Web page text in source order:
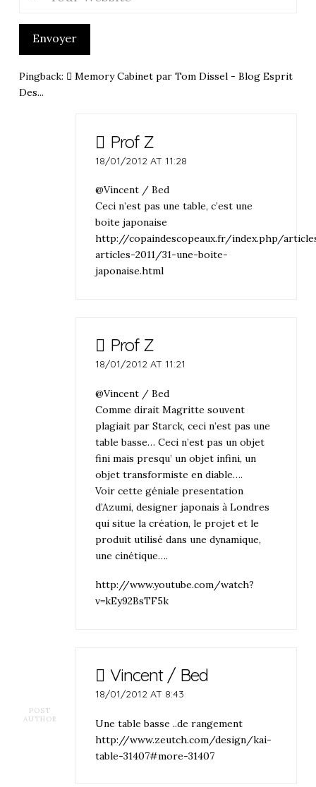
Envoyer
Pingback:
Memory Cabinet par Tom Dissel - Blog Esprit
Des...
Prof Z
18/01/2012 AT 11:28
@Vincent / Bed
Ceci n’est pas une table, c’est une
boite japonaise
http://copaindescopeaux.fr/index.php/
articles-2011/31-une-boite-
japonaise.html
Prof Z
18/01/2012 AT 11:21
@Vincent / Bed
Comme dirait Magritte souvent
plagiait par Starck, ceci n’est pas une
table basse… Ceci n’est pas un objet
fini mais presqu’ un objet infini, un
objet transformiste en diable….
Voir cette géniale presentation
d’Azumi, designer japonais à Londres
qui situe la création, le projet et le
produit utilisé dans une dynamique,
une cinétique….
http://www.youtube.com/watch?
v=kEy92BsTF5k
POST
AUTHOR
Vincent / Bed
18/01/2012 AT 8:43
Une table basse ..de rangement
http://www.zeutch.com/design/kai-
table-31407#more-31407